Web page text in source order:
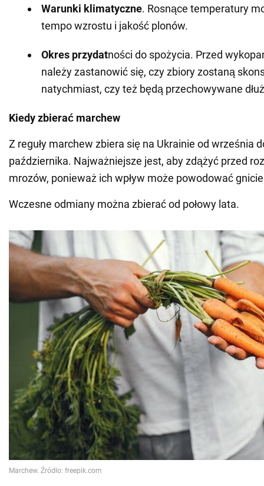
Warunki klimatyczne. Rosnące temperatury
tempo wzrostu i jakość plonów.
Okres przydatności do spożycia. Przed
należy zastanowić się, czy zbiory zostaną
natychmiast, czy też będą przechowywane
Kiedy zbierać marchew
Z reguły marchew zbiera się na Ukrainie od września
października. Najważniejsze jest, aby zdążyć przed
mrozów, ponieważ ich wpływ może powodować
Wczesne odmiany można zbierać od połowy lata.